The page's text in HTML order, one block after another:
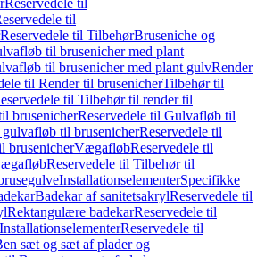
Reservedele til
til
Reservedele til TilbehørBruseniche og
til brusenicher med plant
til brusenicher med plant gulvRender
til Render til brusenicherTilbehør til
til Tilbehør til render til
brusenicherReservedele til Gulvafløb til
til brusenicherReservedele til
brusenicherVægafløbReservedele til
Reservedele til Tilbehør til
InstallationselementerSpecifikke
Badekar af sanitetsakrylReservedele til
Rektangulære badekarReservedele til
InstallationselementerReservedele til
sæt og sæt af plader og